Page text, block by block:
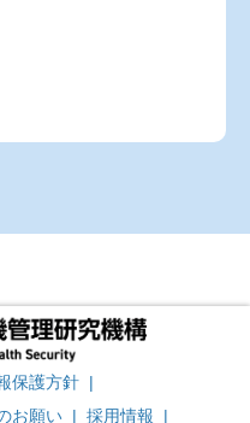
保護方針 |
お願い | 採用情報 |